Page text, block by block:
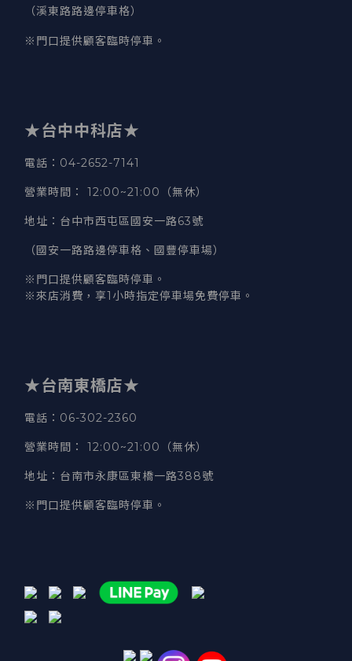
（溪東路路邊停車格）
※門口提供顧客臨時停車。
★台中中科店★
電話 ：04-2652-7141
營業時間 ： 12:00~21:00（無休）
地址 ：台中市西屯區國安一路63號
（國安一路路邊停車格、國豐停車場）
※門口提供顧客臨時停車。
※來店消費，享1小時指定停車場免費停車。
★台南東橋店★
電話 ：06-302-2360
營業時間 ： 12:00~21:00（無休）
地址 ：台南市永康區東橋一路388號
※門口提供顧客臨時停車。